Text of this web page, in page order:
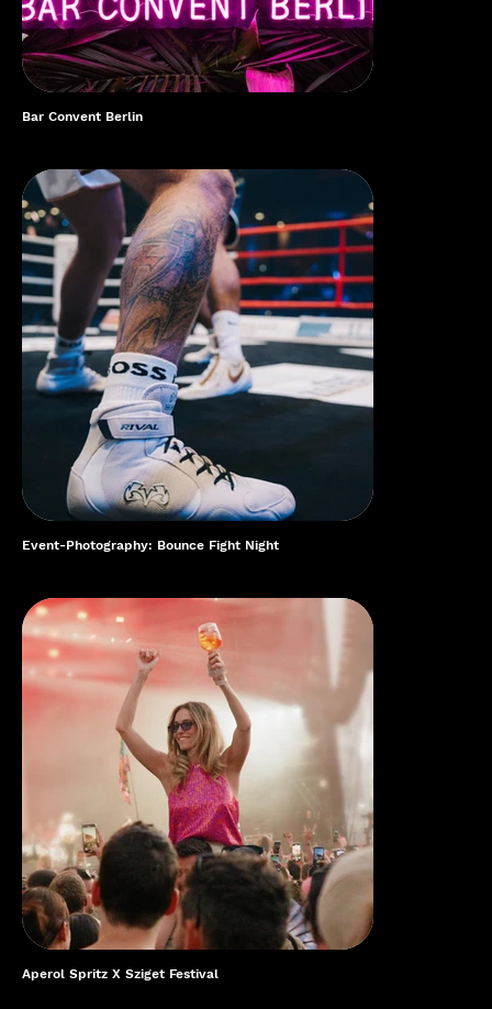
Bar Convent Berlin
Event-Photography: Bounce Fight Night
Aperol Spritz X Sziget Festival